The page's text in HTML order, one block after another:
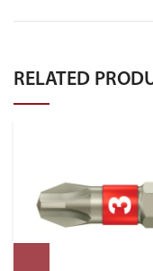
RELATED